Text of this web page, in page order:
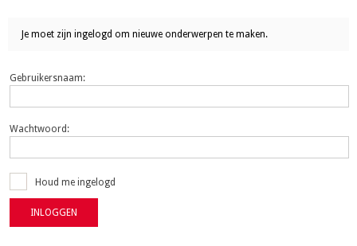
Je moet zijn ingelogd om nieuwe onderwerpen te maken.
Gebruikersnaam:
Wachtwoord:
Houd me ingelogd
INLOGGEN